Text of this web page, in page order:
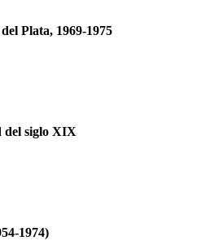
Plata, 1969-1975
del siglo XIX
1974)